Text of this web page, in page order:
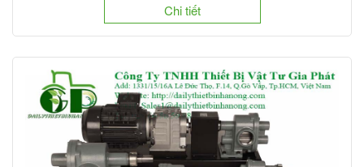
Chi tiết